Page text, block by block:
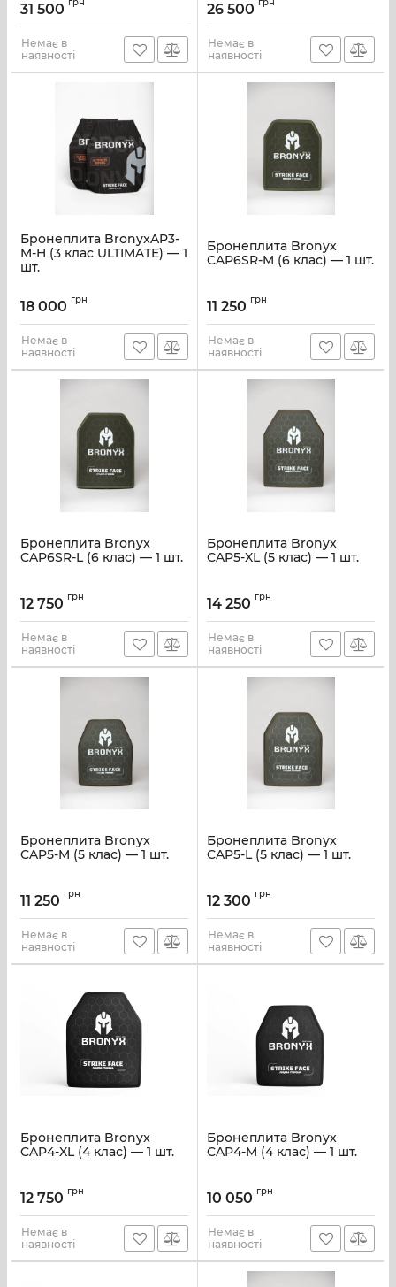
31 500
Немає в
наявності
26 500
Немає в
наявності
Бронеплита BronyxAP3-
M-H (3 клас ULTIMATE) — 1
шт.
18 000 грн
Немає в
наявності
Бронеплита Bronyx
CAP6SR-M (6 клас) — 1 шт.
11 250 грн
Немає в
наявності
Бронеплита Bronyx
CAP6SR-L (6 клас) — 1 шт.
12 750 грн
Немає в
наявності
Бронеплита Bronyx
CAP5-XL (5 клас) — 1 шт.
14 250 грн
Немає в
наявності
Бронеплита Bronyx
CAP5-M (5 клас) — 1 шт.
11 250 грн
Немає в
наявності
Бронеплита Bronyx
CAP5-L (5 клас) — 1 шт.
12 300 грн
Немає в
наявності
Бронеплита Bronyx
CAP4-XL (4 клас) — 1 шт.
12 750 грн
Немає в
наявності
Бронеплита Bronyx
CAP4-M (4 клас) — 1 шт.
10 050 грн
Немає в
наявності